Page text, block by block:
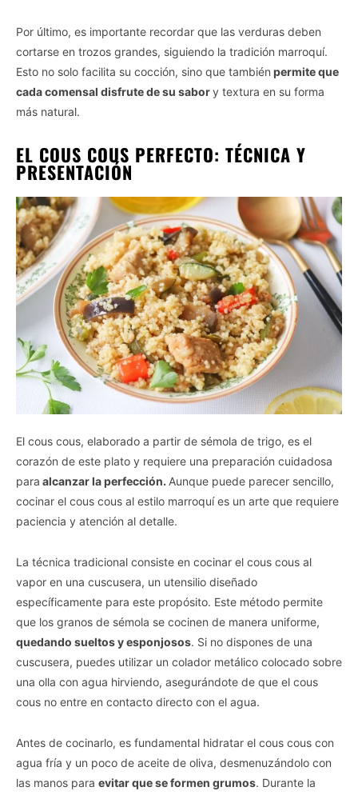
Por último, es importante recordar que las verduras deben
cortarse en trozos grandes, siguiendo la tradición marroquí.
Esto no solo facilita su cocción, sino que también permite que
cada comensal disfrute de su sabory textura en su forma
más natural.
EL COUS COUS PERFECTO: TÉCNICA Y
PRESENTACIÓN
El cous cous, elaborado a partir de sémola de trigo, es el
corazón de este plato y requiere una preparación cuidadosa
para alcanzar la perfección. Aunque puede parecer sencillo,
cocinar el cous cous al estilo marroquí es un arte que requiere
paciencia y atención al detalle.
La técnica tradicional consiste en cocinar el cous cous al
vapor en una cuscusera, un utensilio diseñado
específicamente para este propósito. Este método permite
que los granos de sémola se cocinen de manera uniforme,
quedando sueltos y esponjosos. Si no dispones de una
cuscusera, puedes utilizar un colador metálico colocado sobre
una olla con agua hirviendo, asegurándote de que el cous
cous no entre en contacto directo con el agua.
Antes de cocinarlo, es fundamental hidratar el cous cous con
agua fría y un poco de aceite de oliva, desmenuzándolo con
las manos para evitar que se formen grumos. Durante la